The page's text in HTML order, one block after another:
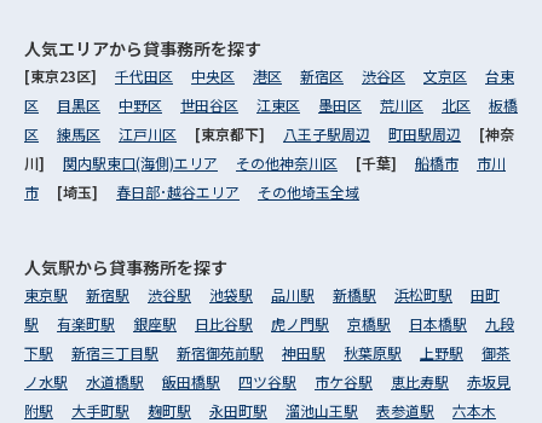
人気エリアから貸事務所を探す
[東京23区] 千代田区 中央区 港区 新宿区 渋谷区 文京区
台東
区
目黒区 中野区 世田谷区 江東区 墨田区 荒川区 北区
板橋
区
練馬区 江戸川区 [東京都下] 八王子駅周辺 町田駅周辺
[神奈
川] 関内駅東口(海側)エリア その他神奈川区 [千葉] 船橋市
市川
市
[埼玉] 春日部･越谷エリア その他埼玉全域
人気駅から貸事務所を探す
東京駅 新宿駅 渋谷駅 池袋駅 品川駅 新橋駅 浜松町駅
田町
駅
有楽町駅 銀座駅 日比谷駅 虎ノ門駅 京橋駅 日本橋駅
九段
下駅
新宿三丁目駅 新宿御苑前駅 神田駅 秋葉原駅 上野駅
御茶
ノ水駅
水道橋駅 飯田橋駅 四ツ谷駅 市ケ谷駅 恵比寿駅
赤坂見
附駅
大手町駅 麹町駅 永田町駅 溜池山王駅 表参道駅
六本木